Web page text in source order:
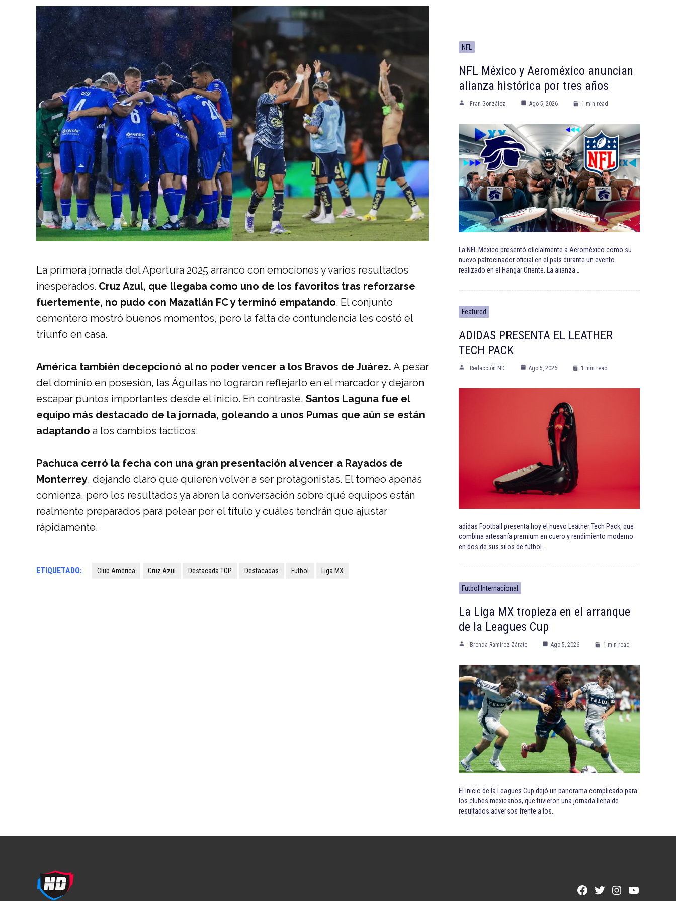
La primera jornada del Apertura 2025 arrancó con emociones y varios resultados
inesperados. Cruz Azul, que llegaba como uno de los favoritos tras reforzarse
fuertemente, no pudo con Mazatlán FC y terminó empatando. El conjunto
cementero mostró buenos momentos, pero la falta de contundencia les costó el
triunfo en casa.
América también decepcionó al no poder vencer a los Bravos de Juárez. A pesar
del dominio en posesión, las Águilas no lograron reflejarlo en el marcador y dejaron
escapar puntos importantes desde el inicio. En contraste, Santos Laguna fue el
equipo más destacado de la jornada, goleando a unos Pumas que aún se están
adaptando a los cambios tácticos.
Pachuca cerró la fecha con una gran presentación al vencer a Rayados de
Monterrey, dejando claro que quieren volver a ser protagonistas. El torneo apenas
comienza, pero los resultados ya abren la conversación sobre qué equipos están
realmente preparados para pelear por el título y cuáles tendrán que ajustar
rápidamente.
ETIQUETADO: Club América Cruz Azul Destacada TOP Destacadas Futbol Liga MX
NFL
NFL México y Aeroméxico anuncian
alianza histórica por tres años
Fran González Ago 5, 2026 1 min read
La NFL México presentó oficialmente a Aeroméxico como su
nuevo patrocinador oficial en el país durante un evento
realizado en el Hangar Oriente. La alianza…
Featured
ADIDAS PRESENTA EL LEATHER
TECH PACK
Redacción ND Ago 5, 2026 1 min read
adidas Football presenta hoy el nuevo Leather Tech Pack, que
combina artesanía premium en cuero y rendimiento moderno
en dos de sus silos de fútbol…
Futbol Internacional
La Liga MX tropieza en el arranque
de la Leagues Cup
Brenda Ramírez Zárate Ago 5, 2026 1 min read
El inicio de la Leagues Cup dejó un panorama complicado para
los clubes mexicanos, que tuvieron una jornada llena de
resultados adversos frente a los…
Facebook
TwitterInstagram
YouTube